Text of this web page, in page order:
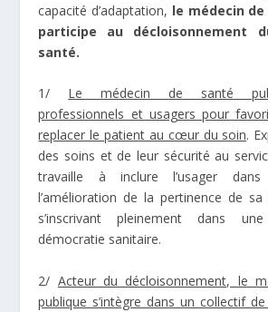
capacité d’adaptation, le médecin
participe au décloisonnement
santé.
1/ Le médecin de santé
professionnels et usagers pour
replacer le patient au cœur du soin.
des soins et de leur sécurité au
travaille à inclure l’usager dans
l’amélioration de la pertinence de
s’inscrivant pleinement dans
démocratie sanitaire.
2/ Acteur du décloisonnement, le
publique s’intègre dans un collectif